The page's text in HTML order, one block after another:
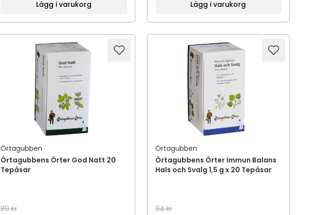
Lägg i varukorg Lägg i varukorg
Örtagubben
Örtagubbens Örter God Natt 20
Tepåsar
89 kr
Örtagubben
Örtagubbens Örter Immun Balans
Hals och Svalg 1,5 g x 20 Tepåsar
94 kr